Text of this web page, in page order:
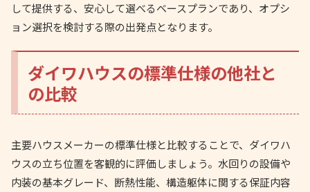
して提供する、安心して選べるベースプランであり、オプシ
ョン選択を検討する際の出発点となります。
ダイワハウスの標準仕様の他社と
の比較
主要ハウスメーカーの標準仕様と比較することで、ダイワハ
ウスの立ち位置を客観的に評価しましょう。水回りの設備や
内装の基本グレード、断熱性能、構造躯体に関する保証内容